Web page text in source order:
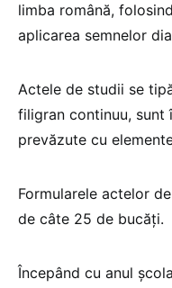
limba română,
aplicarea semnelor
Actele de studii se
filigran continuu, sunt
prevăzute cu
Formularele actelor
de câte 25 de bucăţi.
Începând cu anul